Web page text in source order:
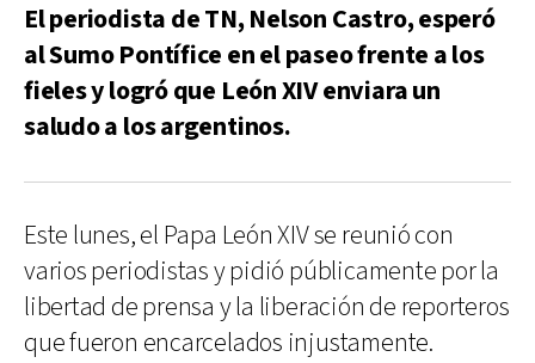
El periodista de TN, Nelson Castro, esperó
al Sumo Pontífice en el paseo frente a los
fieles y logró que León XIV enviara un
saludo a los argentinos.
Este lunes, el Papa León XIV se reunió con
varios periodistas y pidió públicamente por la
libertad de prensa y la liberación de reporteros
que fueron encarcelados injustamente.